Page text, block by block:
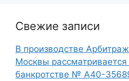
Свежие записи
В производстве
Москвы
банкротстве № А40-